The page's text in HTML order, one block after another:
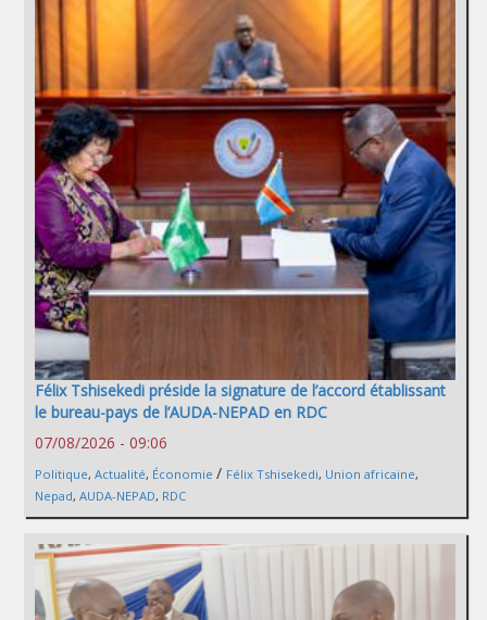
Félix Tshisekedi préside la signature de l’accord établissant
le bureau-pays de l’AUDA-NEPAD en RDC
07/08/2026 - 09:06
Politique, Actualité, Économie / Félix Tshisekedi, Union africaine,
Nepad, AUDA-NEPAD, RDC